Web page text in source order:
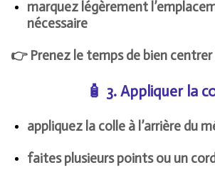
marquez légèrement
nécessaire
👉 Prenez le temps de bien
🧴 3. Appliquer la
appliquez la colle à l’arrière du
faites plusieurs points ou un